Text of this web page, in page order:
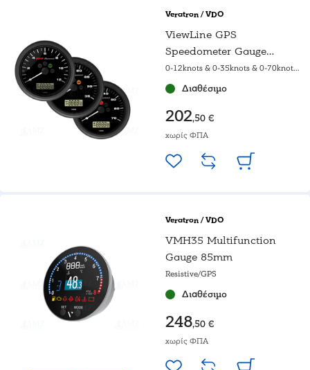
Veratron / VDO
ViewLine GPS
Speedometer Gauge
110mm
0-12knots & 0-35knots & 0-70knots
Διαθέσιμο
202,50 €
χωρίς ΦΠΑ
Veratron / VDO
VMH35 Multifunction
Gauge 85mm
Resistive/GPS
Διαθέσιμο
248,50 €
χωρίς ΦΠΑ